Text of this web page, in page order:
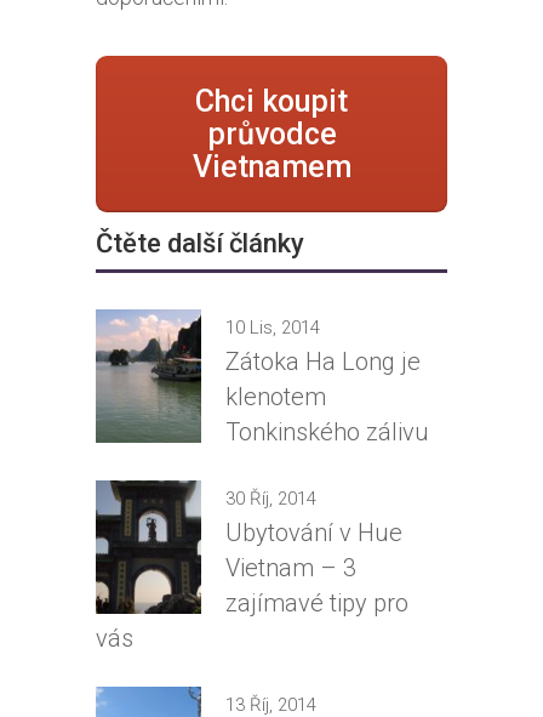
Chci koupit
průvodce
Vietnamem
Čtěte další články
10 Lis, 2014
Zátoka Ha Long je
klenotem
Tonkinského zálivu
30 Říj, 2014
Ubytování v Hue
Vietnam – 3
zajímavé tipy pro
vás
13 Říj, 2014